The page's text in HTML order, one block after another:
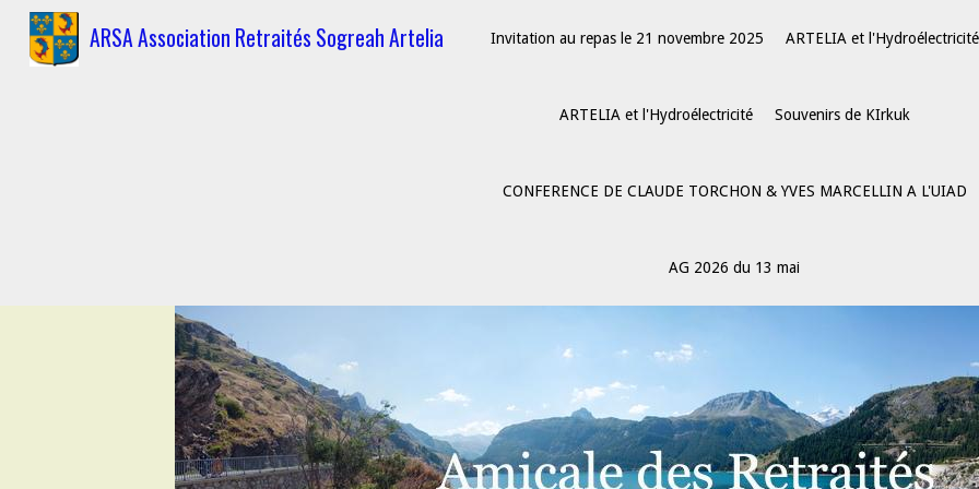
ARSA Association Retraités Sogreah Artelia Invitation au repas le 21 novembre 2025 ARTELIA et l'Hydroélectricité
ARTELIA et l'Hydroélectricité Souvenirs de KIrkuk
CONFERENCE DE CLAUDE TORCHON & YVES MARCELLIN A L'UIAD
AG 2026 du 13 mai